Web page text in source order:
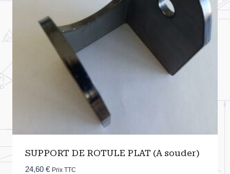
SUPPORT DE ROTULE PLAT (A souder)
24,60 € Prix TTC